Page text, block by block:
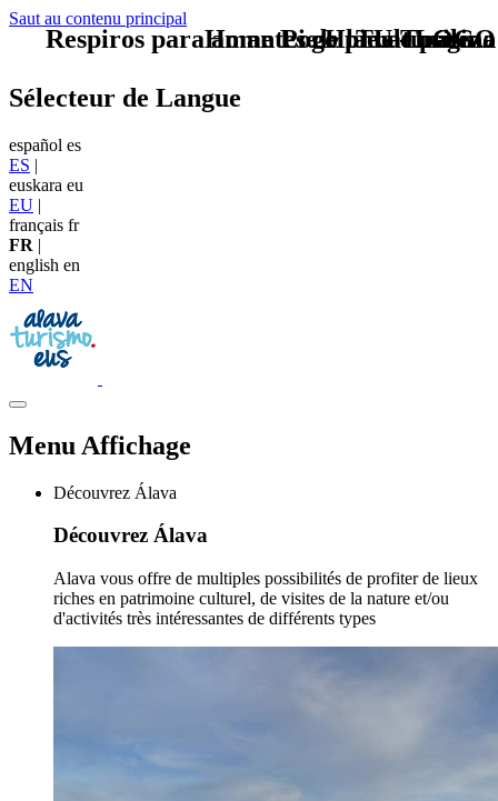
Saut au contenu principal
TU - LOGO
Sélecteur de Langue
español es
ES |
euskara eu
EU |
français fr
FR |
english en
EN
Menu Affichage
Découvrez Álava
Découvrez Álava
Alava vous offre de multiples possibilités de profiter de lieux
riches en patrimoine culturel, de visites de la nature et/ou
d'activités très intéressantes de différents types
Respiros para amantes de la naturaleza
Home Logo pie de página
Pie Home Turismo